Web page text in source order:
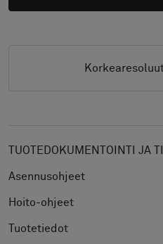
TUOTEDOKUMENTOINTI JA
Asennusohjeet
Hoito-ohjeet
Tuotetiedot